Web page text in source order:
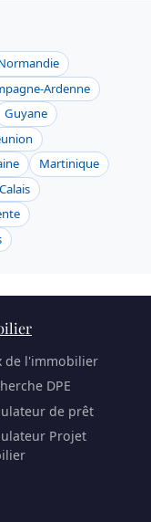
Ardenne
Guyane
Martinique
de l'immobilier
DPE
de prêt
Projet